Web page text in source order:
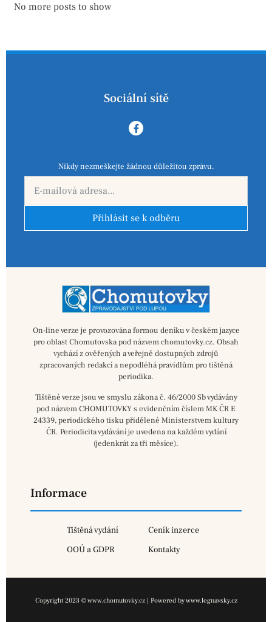
No more posts to show
Sociální sítě
Nikdy nezmeškejte žádnou důležitou zprávu.
Přihlásit se k odběru
On-line verze je provozována formou deníku v českém jazyce
pro oblast Chomutovska pod názvem chomutovky.cz. Obsah
vychází z ověřených a veřejně dostupných zdrojů
zpracovaných redakcí a nepodléhá pravidlům pro tištěná
periodika.
Tištěné verze jsou ve smyslu zákona č. 46/2000 Sb vydávány
pod názvem CHOMUTOVKY s evidenčním číslem MK ČR E
24339, periodického tisku přidělené Ministerstvem kultury
ČR. Periodicita vydávání je uvedena na každém vydání
(jedenkrát za tři měsíce).
Informace
Tištěná vydání
Ceník inzerce
OOÚ a GDPR
Kontakty
Copyright 2023 © www.chomutovky.cz | Powered by www.legnavsky.cz